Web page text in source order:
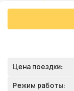
Цена поездки:
Режим работы: